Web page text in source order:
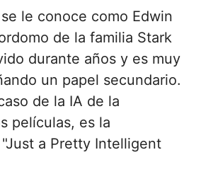
le conoce como Edwin
de la familia Stark
durante años y es muy
un papel secundario.
de la IA de la
películas, es la
a Pretty Intelligent